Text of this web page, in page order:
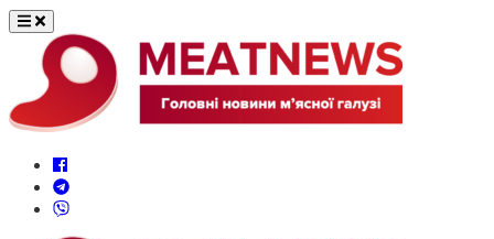
Перейти
вмісту